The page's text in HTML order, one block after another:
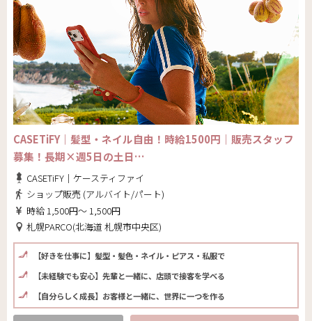
CASETiFY｜髪型・ネイル自由！時給1500円｜販売スタッフ
募集！長期×週5日の土日…
CASETiFY｜ケースティファイ
ショップ販売 (アルバイト/パート)
時給 1,500円～ 1,500円
札幌PARCO(北海道 札幌市中央区)
【好きを仕事に】髪型・髪色・ネイル・ピアス・私服で
【未経験でも安心】先輩と一緒に、店頭で接客を学べる
【自分らしく成長】お客様と一緒に、世界に一つを作る